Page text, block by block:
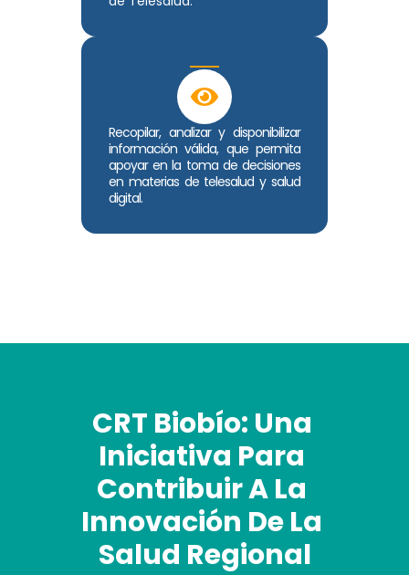
Recopilar, analizar y disponibilizar
información válida, que permita
apoyar en la toma de decisiones
en materias de telesalud y salud
digital.
CRT Biobío: Una
Iniciativa Para
Contribuir A La
Innovación De La
Salud Regional